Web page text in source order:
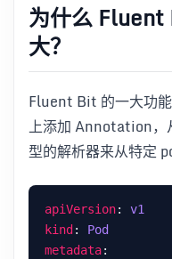
为什么
大？
Fluent Bit 的一大功
上添加 Annotation，
型的解析器来从特定
apiVersion: v1
kind : Pod
metadata